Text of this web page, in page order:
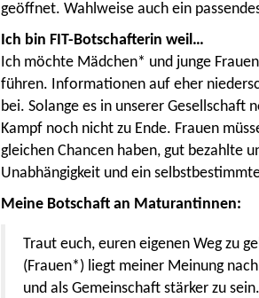
geöffnet. Wahlweise auch ein
Ich bin FIT-Botschafterin weil…
Ich möchte Mädchen* und junge
führen. Informationen auf eher
bei. Solange es in unserer Gesellschaft
Kampf noch nicht zu Ende. Frauen
gleichen Chancen haben, gut bezahlte
Unabhängigkeit und ein
Meine Botschaft an Maturantinnen:
Traut euch, euren eigenen Weg zu
(Frauen*) liegt meiner Meinung
und als Gemeinschaft stärker zu sein.